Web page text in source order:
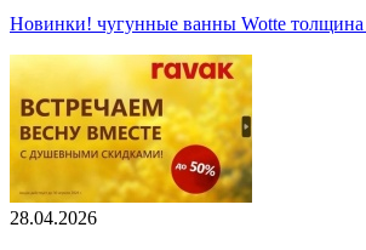
Новинки! чугунные ванны Wotte толщина
28.04.2026